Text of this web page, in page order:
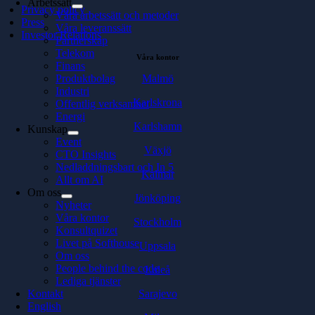
Arbetssätt
Våra arbetssätt och metoder
Våra leveranssätt
Partnerskap
Telekom
Finans
Produktbolag
Industri
Offentlig verksamhet
Energi
Kunskap
Event
CTO Insights
Nedladdningsbart och In 5
Allt om AI
Om oss
Nyheter
Våra kontor
Konsultquizet
Livet på Softhouse
Om oss
People behind the code
Lediga tjänster
Kontakt
English
Privacy policy
Press
Investor Relations
Våra kontor
Malmö
Karlskrona
Karlshamn
Växjö
Kalmar
Jönköping
Stockholm
Uppsala
Luleå
Sarajevo